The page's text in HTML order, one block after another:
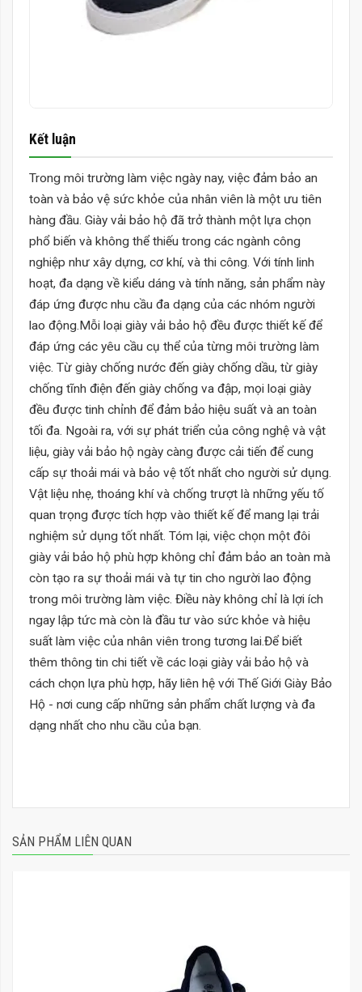
Kết luận
Trong môi trường làm việc ngày nay, việc đảm bảo an
toàn và bảo vệ sức khỏe của nhân viên là một ưu tiên
hàng đầu. Giày vải bảo hộ đã trở thành một lựa chọn
phổ biến và không thể thiếu trong các ngành công
nghiệp như xây dựng, cơ khí, và thi công. Với tính linh
hoạt, đa dạng về kiểu dáng và tính năng, sản phẩm này
đáp ứng được nhu cầu đa dạng của các nhóm người
lao động. Mỗi loại giày vải bảo hộ đều được thiết kế để
đáp ứng các yêu cầu cụ thể của từng môi trường làm
việc. Từ giày chống nước đến giày chống dầu, từ giày
chống tĩnh điện đến giày chống va đập, mọi loại giày
đều được tinh chỉnh để đảm bảo hiệu suất và an toàn
tối đa. Ngoài ra, với sự phát triển của công nghệ và vật
liệu, giày vải bảo hộ ngày càng được cải tiến để cung
cấp sự thoải mái và bảo vệ tốt nhất cho người sử dụng.
Vật liệu nhẹ, thoáng khí và chống trượt là những yếu tố
quan trọng được tích hợp vào thiết kế để mang lại trải
nghiệm sử dụng tốt nhất. Tóm lại, việc chọn một đôi
giày vải bảo hộ phù hợp không chỉ đảm bảo an toàn mà
còn tạo ra sự thoải mái và tự tin cho người lao động
trong môi trường làm việc. Điều này không chỉ là lợi ích
ngay lập tức mà còn là đầu tư vào sức khỏe và hiệu
suất làm việc của nhân viên trong tương lai.Để biết
thêm thông tin chi tiết về các loại giày vải bảo hộ và
cách chọn lựa phù hợp, hãy liên hệ với Thế Giới Giày Bảo
Hộ - nơi cung cấp những sản phẩm chất lượng và đa
dạng nhất cho nhu cầu của bạn.
SẢN PHẨM LIÊN QUAN